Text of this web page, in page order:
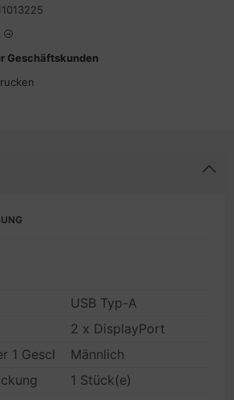
Geschäftskunden
USB Typ-A
2 x DisplayPort
1 GeschlechtMännlich
1 Stück(e)